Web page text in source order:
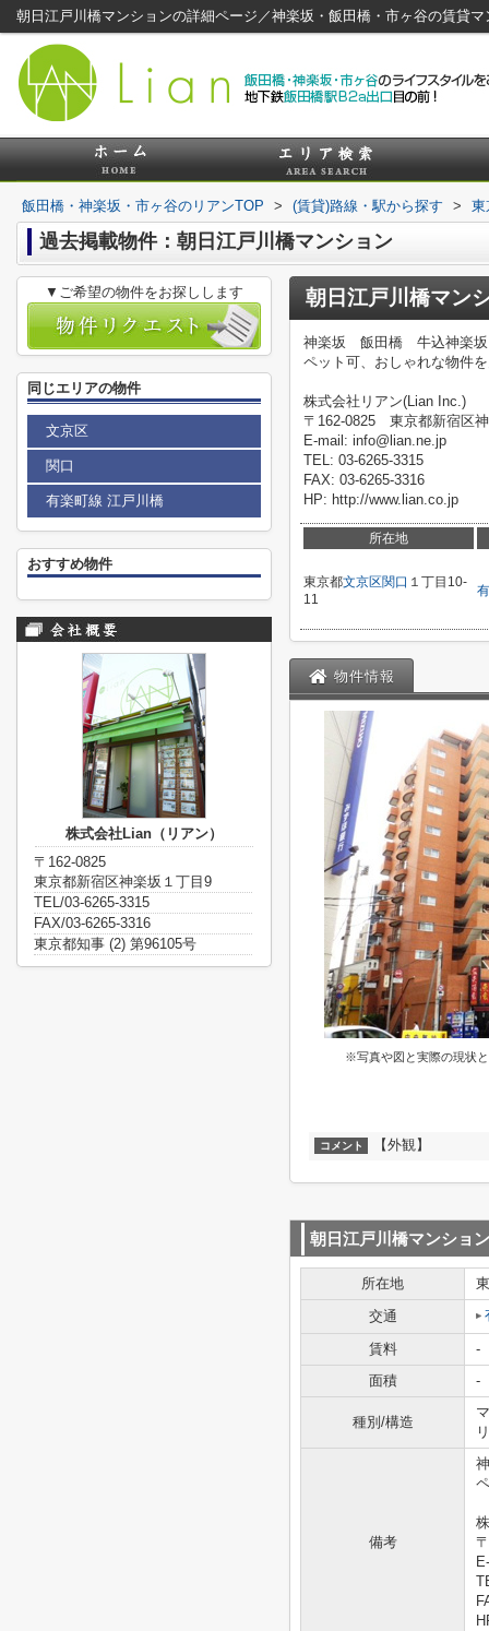
朝日江戸川橋マンションの詳細ページ／神楽坂・飯田橋・市ヶ谷の賃貸
飯田橋・神楽坂・市ヶ谷のリアンTOP > (賃貸)路線・駅から探す > 東
過去掲載物件：朝日江戸川橋マンション
朝日江戸川橋マン
神楽坂 飯田橋 牛込神楽坂
ペット可、おしゃれな物件
株式会社リアン(Lian Inc.)
〒162-0825 東京都新宿区
E-mail: info@lian.ne.jp
TEL: 03-6265-3315
FAX: 03-6265-3316
HP: http://www.lian.co.jp
所在地
東京都文京区関口 １丁目10-
11
物件情報
※写真や図と実際の現状
コメント 【外観】
朝日江戸川橋マンション
所在地
交通
賃料
-
面積
-
種別/構造
備考
▼ご希望の物件をお探しします
同じエリアの物件
文京区
関口
有楽町線 江戸川橋
おすすめ物件
株式会社Lian（リアン）
〒162-0825
東京都新宿区神楽坂１丁目9
TEL/03-6265-3315
FAX/03-6265-3316
東京都知事 (2) 第96105号